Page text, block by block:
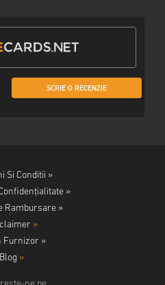
SCRIE O RECENZIE
Si Conditii »
»
Rambursare »
»
Furnizor »
Blog »